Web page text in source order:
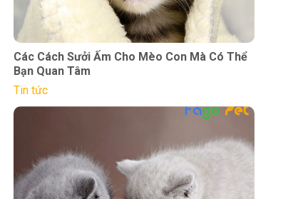
Các Cách Sưởi Ấm Cho Mèo Con Mà Có Thể
Bạn Quan Tâm
Tin tức